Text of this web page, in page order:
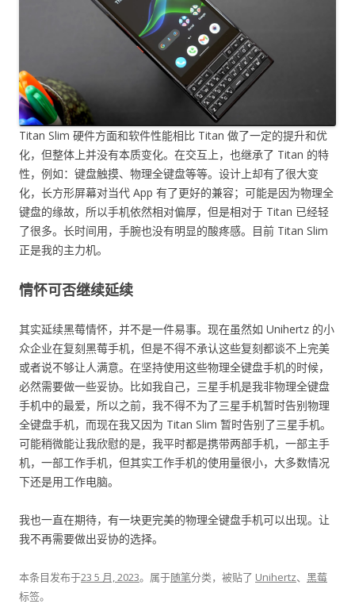
Titan Slim 硬件方面和软件性能相比 Titan 做了一定的提升和优
化，但整体上并没有本质变化。在交互上，也继承了 Titan 的特
性，例如：键盘触摸、物理全键盘等等。设计上却有了很大变
化，长方形屏幕对当代 App 有了更好的兼容；可能是因为物理全
键盘的缘故，所以手机依然相对偏厚，但是相对于 Titan 已经轻
了很多。长时间用，手腕也没有明显的酸疼感。目前 Titan Slim
正是我的主力机。
情怀可否继续延续
其实延续黑莓情怀，并不是一件易事。现在虽然如 Unihertz 的小
众企业在复刻黑莓手机，但是不得不承认这些复刻都谈不上完美
或者说不够让人满意。在坚持使用这些物理全键盘手机的时候，
必然需要做一些妥协。比如我自己，三星手机是我非物理全键盘
手机中的最爱，所以之前，我不得不为了三星手机暂时告别物理
全键盘手机，而现在我又因为 Titan Slim 暂时告别了三星手机。
可能稍微能让我欣慰的是，我平时都是携带两部手机，一部主手
机，一部工作手机，但其实工作手机的使用量很小，大多数情况
下还是用工作电脑。
我也一直在期待，有一块更完美的物理全键盘手机可以出现。让
我不再需要做出妥协的选择。
本条目发布于23 5 月, 2023。属于随笔分类，被贴了 Unihertz、 黑莓
标签。